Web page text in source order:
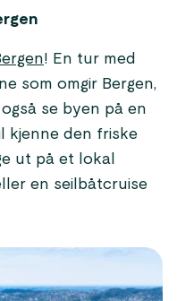
! En tur med
som omgir Bergen,
se byen på en
kjenne den friske
ut på et lokal
en seilbåtcruise